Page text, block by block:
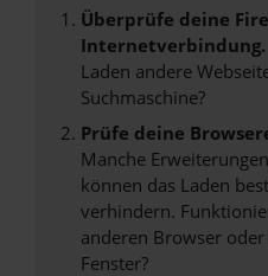
Überprüfe deine
Internetverbindung.
Laden andere
Suchmaschine?
Prüfe deine
Manche
können das Laden
verhindern.
anderen Browser
Fenster?